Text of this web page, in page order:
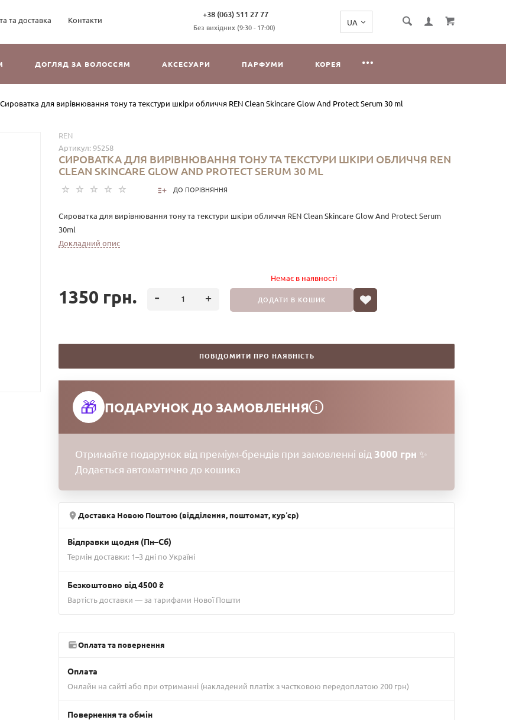
+38 (063) 511 27 77
Без вихідних (9:30 - 17:00)
та доставка Контакти
ДОГЛЯД ЗА ВОЛОССЯМ АКСЕСУАРИ ПАРФУМИ КОРЕЯ
Сироватка для вирівнювання тону та текстури шкіри обличчя REN Clean Skincare Glow And Protect Serum 30 ml
REN
Артикул: 95258
СИРОВАТКА ДЛЯ ВИРІВНЮВАННЯ ТОНУ ТА ТЕКСТУРИ ШКІРИ ОБЛИЧЧЯ REN
CLEAN SKINCARE GLOW AND PROTECT SERUM 30 ML
ДО ПОРІВНЯННЯ
Сироватка для вирівнювання тону та текстури шкіри обличчя REN Clean Skincare Glow And Protect Serum
30ml
Докладний опис
1350 грн.
Немає в наявностi
ДОДАТИ В КОШИК
ПОВІДОМИТИ ПРО НАЯВНІСТЬ
🎁 ПОДАРУНОК ДО ЗАМОВЛЕННЯ i
Отримайте подарунок від преміум-брендів при замовленні від 3000 грн ✨
Додається автоматично до кошика
Доставка Новою Поштою (відділення, поштомат, курʼєр)
Відправки щодня (Пн–Сб)
Термін доставки: 1–3 дні по Україні
Безкоштовно від 4500 ₴
Вартість доставки — за тарифами Нової Пошти
Оплата та повернення
Оплата
Онлайн на сайті або при отриманні (накладений платіж з частковою передоплатою 200 грн)
Повернення та обмін